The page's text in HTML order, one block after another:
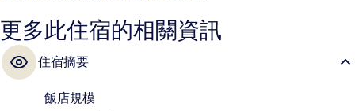
更多此住宿的相關資訊
住宿摘要
飯店規模